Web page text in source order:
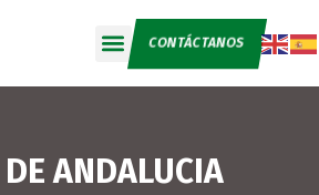
CONTÁCTANOS
DE ANDALUCIA